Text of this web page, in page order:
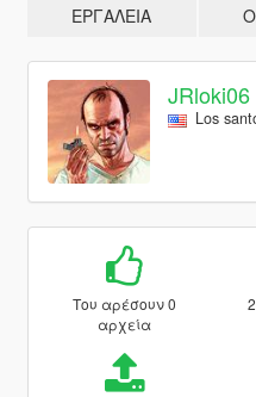
ΕΡΓΑΛΕΊΑ
JRloki06
Los
Του αρέσουν 0
αρχεία